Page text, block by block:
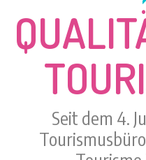
Seit dem 4.